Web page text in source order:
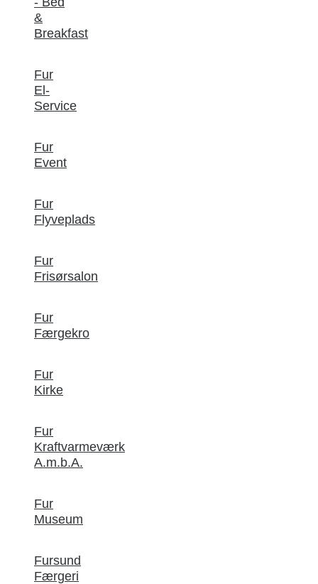
&
Breakfast
Fur
El-
Service
Fur
Event
Fur
Flyveplads
Fur
Frisørsalon
Fur
Færgekro
Fur
Kirke
Fur
Kraftvarmeværk
A.m.b.A.
Fur
Museum
Fursund
Færgeri